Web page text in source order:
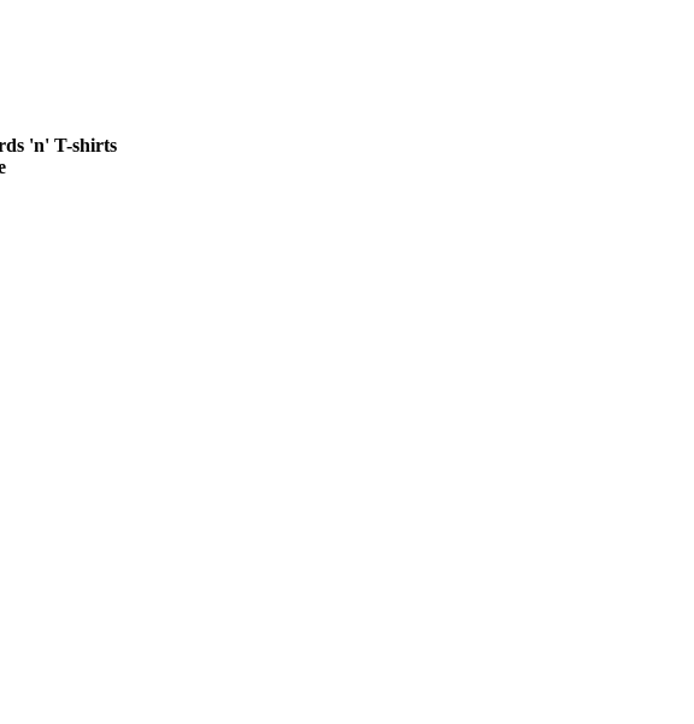
'n' T-shirts